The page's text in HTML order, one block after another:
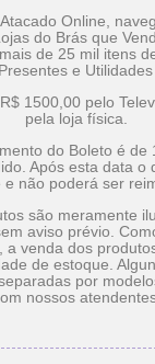
Online,
do Brás que
de 25 mil itens
e
1500,00 pelo
pela loja física.
do Boleto é de
Após esta data o
e não poderá ser
são meramente
aviso prévio.
a venda dos
de estoque.
por
nossos